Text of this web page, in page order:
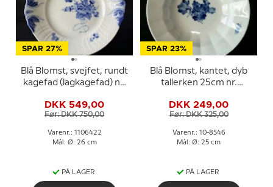
SPAR 27%
Blå Blomst, svejfet, rundt
kagefad (lagkagefad) nr.
Copenhagen ø26cm
DKK 549,00
Før: DKK 750,00
Varenr.: 1106422
Mål: Ø: 26 cm
PÅ LAGER
SPAR 23%
Blå Blomst, kantet, dyb
tallerken 25cm nr.
Copenhagen
DKK 249,00
Før: DKK 325,00
Varenr.: 10-8546
Mål: Ø: 25 cm
PÅ LAGER